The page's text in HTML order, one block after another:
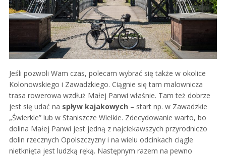
Jeśli pozwoli Wam czas, polecam wybrać się także w okolice
Kolonowskiego i Zawadzkiego. Ciągnie się tam malownicza
trasa rowerowa wzdłuż Małej Panwi właśnie. Tam też dobrze
jest się udać na spływ kajakowych – start np. w Zawadzkie
„Świerkle” lub w Staniszcze Wielkie. Zdecydowanie warto, bo
dolina Małej Panwi jest jedną z najciekawszych przyrodniczo
dolin rzecznych Opolszczyzny i na wielu odcinkach ciągle
nietknięta jest ludzką ręką. Następnym razem na pewno